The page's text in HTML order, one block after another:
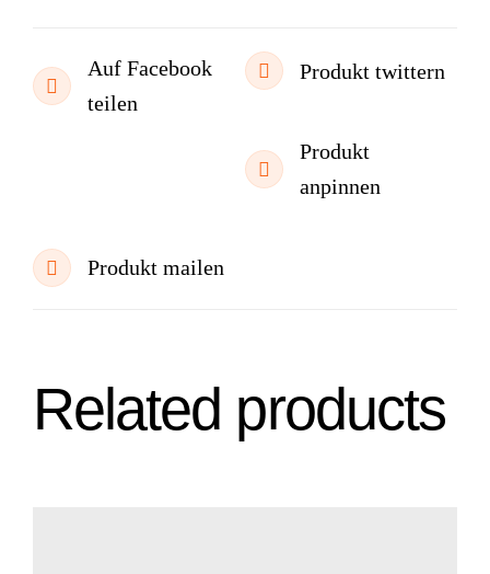
Auf Facebook
teilen
Produkt twittern
Produkt
anpinnen
Produkt mailen
Related products